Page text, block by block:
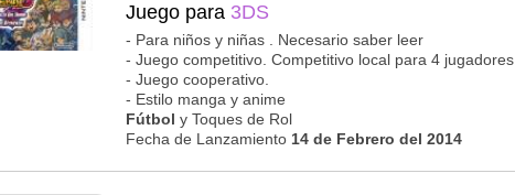
Juego para 3DS
- Para niños y niñas . Necesario saber leer
- Juego competitivo. Competitivo local para 4 jugadores
- Juego cooperativo.
- Estilo manga y anime
Fútbol y Toques de Rol
Fecha de Lanzamiento 14 de Febrero del 2014